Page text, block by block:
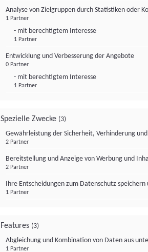
Analyse von Zielgruppen durch Statistiken oder
1 Partner
- mit berechtigtem Interesse
1 Partner
Entwicklung und Verbesserung der Angebote
0 Partner
- mit berechtigtem Interesse
1 Partner
Spezielle Zwecke (3)
Gewährleistung der Sicherheit, Verhinderung
2 Partner
Bereitstellung und Anzeige von Werbung und
2 Partner
Ihre Entscheidungen zum Datenschutz
1 Partner
Features (3)
Abgleichung und Kombination von Daten aus
1 Partner